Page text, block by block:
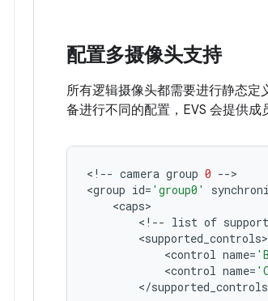
配置多摄像头支持
所有逻辑摄像头都需要进行静态定
备进行不同的配置，EVS 会提供成
< !-- camera group 0 -->
<group id= 'group0'
<caps
< !-- list of
<supported_controls
<control name=
<control name=
</supported_controls